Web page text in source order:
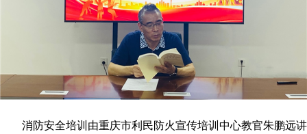
消防安全培训由重庆市利民防火宣传培训中心教官朱鹏远讲